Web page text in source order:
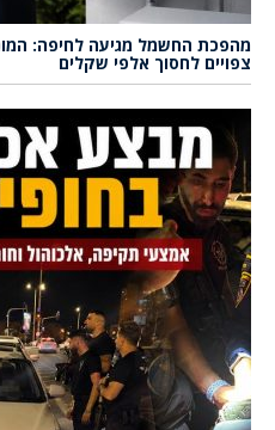
מהפכת החשמל מגיעה לחיפה:
צפויים לחסוך אלפי שקלים